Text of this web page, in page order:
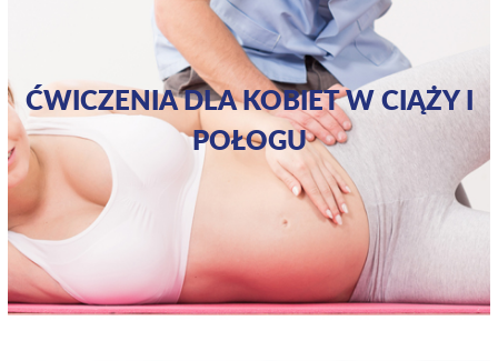
ĆWICZENIA DLA KOBIET W CIĄŻY I
POŁOGU